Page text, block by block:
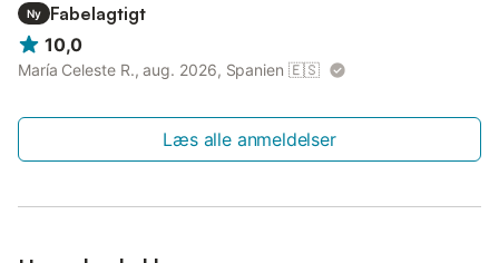
Ny
Fabelagtigt
10,0
María Celeste R., aug. 2026, Spanien 🇪🇸
Læs alle anmeldelser